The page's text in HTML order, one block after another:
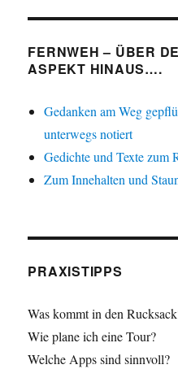
FERNWEH – ÜBER
ASPEKT HINAUS….
Gedanken am Weg
unterwegs notiert
Gedichte und Texte zum
Zum Innehalten und
PRAXISTIPPS
Was kommt in den
Wie plane ich eine Tour?
Welche Apps sind sinnvoll?